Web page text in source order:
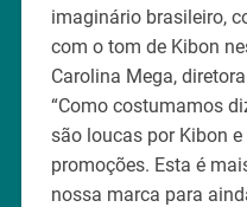
imaginário brasileiro,
com o tom de Kibon
Carolina Mega,
“Como costumamos
são loucas por Kibon
promoções. Esta é
nossa marca para